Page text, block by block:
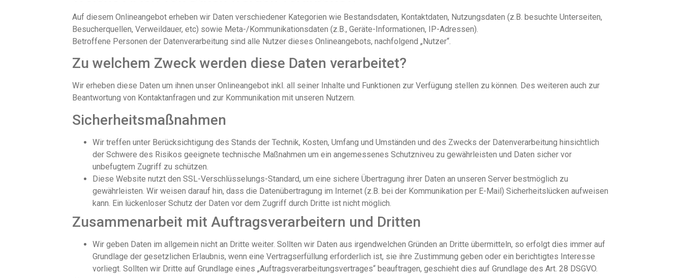
Auf diesem Onlineangebot erheben wir Daten verschiedener Kategorien wie Bestandsdaten, Kontaktdaten, Nutzungsdaten (z.B. besuchte Unterseiten,
Besucherquellen, Verweildauer, etc) sowie Meta-/Kommunikationsdaten (z.B., Geräte-Informationen, IP-Adressen).
Betroffene Personen der Datenverarbeitung sind alle Nutzer dieses Onlineangebots, nachfolgend „Nutzer“.
Zu welchem Zweck werden diese Daten verarbeitet?
Wir erheben diese Daten um ihnen unser Onlineangebot inkl. all seiner Inhalte und Funktionen zur Verfügung stellen zu können. Des weiteren auch zur
Beantwortung von Kontaktanfragen und zur Kommunikation mit unseren Nutzern.
Sicherheitsmaßnahmen
Wir treffen unter Berücksichtigung des Stands der Technik, Kosten, Umfang und Umständen und des Zwecks der Datenverarbeitung hinsichtlich
der Schwere des Risikos geeignete technische Maßnahmen um ein angemessenes Schutzniveu zu gewährleisten und Daten sicher vor
unbefugtem Zugriff zu schützen.
Diese Website nutzt den SSL-Verschlüsselungs-Standard, um eine sichere Übertragung ihrer Daten an unseren Server bestmöglich zu
gewährleisten. Wir weisen darauf hin, dass die Datenübertragung im Internet (z.B. bei der Kommunikation per E-Mail) Sicherheitslücken aufweisen
kann. Ein lückenloser Schutz der Daten vor dem Zugriff durch Dritte ist nicht möglich.
Zusammenarbeit mit Auftragsverarbeitern und Dritten
Wir geben Daten im allgemein nicht an Dritte weiter. Sollten wir Daten aus irgendwelchen Gründen an Dritte übermitteln, so erfolgt dies immer auf
Grundlage der gesetzlichen Erlaubnis, wenn eine Vertragserfüllung erforderlich ist, sie ihre Zustimmung geben oder ein berichtigtes Interesse
vorliegt. Sollten wir Dritte auf Grundlage eines „Auftragsverarbeitungsvertrages“ beauftragen, geschieht dies auf Grundlage des Art. 28 DSGVO.